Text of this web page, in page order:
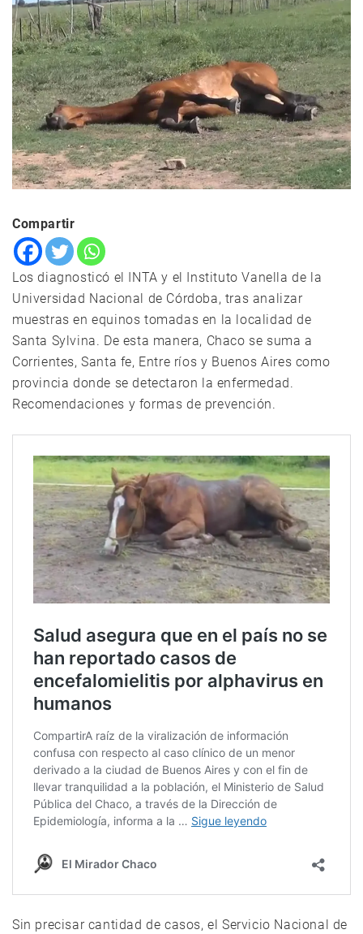
Compartir
Los diagnosticó el INTA y el Instituto Vanella de la
Universidad Nacional de Córdoba, tras analizar
muestras en equinos tomadas en la localidad de
Santa Sylvina. De esta manera, Chaco se suma a
Corrientes, Santa fe, Entre ríos y Buenos Aires como
provincia donde se detectaron la enfermedad.
Recomendaciones y formas de prevención.
Sin precisar cantidad de casos, el Servicio Nacional de